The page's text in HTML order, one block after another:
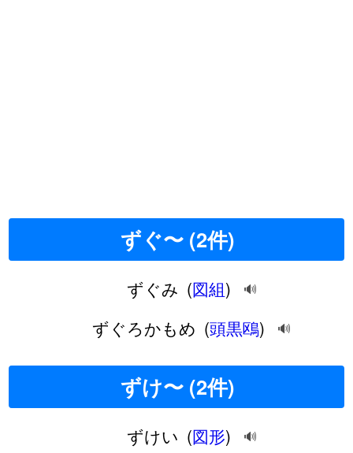
ずぐ〜 (2件)
ずぐみ (図組) 🔊
ずぐろかもめ (頭黒鴎) 🔊
ずけ〜 (2件)
ずけい (図形) 🔊